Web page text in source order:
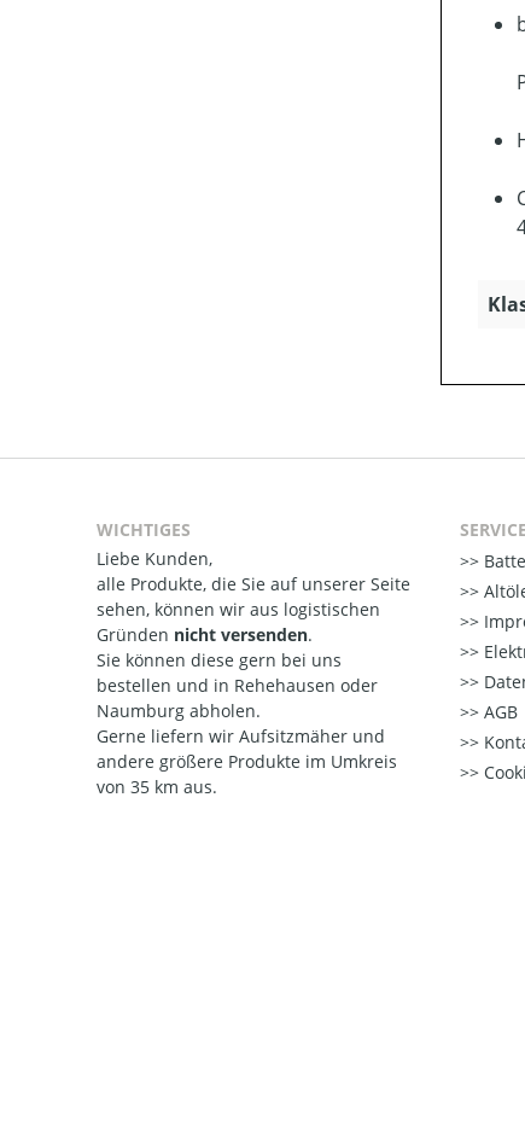
WICHTIGES
Liebe Kunden,
alle Produkte, die Sie auf unserer Seite
sehen, können wir aus logistischen
Gründen nicht versenden.
Sie können diese gern bei uns
bestellen und in Rehehausen oder
Naumburg abholen.
Gerne liefern wir Aufsitzmäher und
andere größere Produkte im Umkreis
von 35 km aus.
SERVICE
AGB